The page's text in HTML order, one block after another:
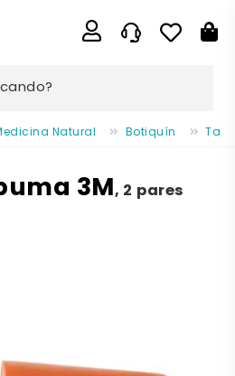
Natural Botiquín
3M, 2 pares